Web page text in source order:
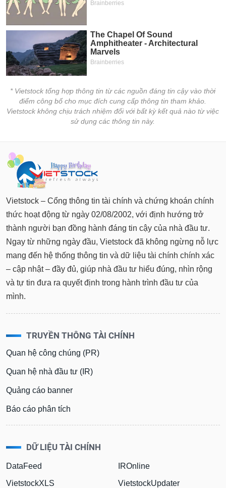
* Vietstock tổng hợp thông tin từ các nguồn đáng tin cậy vào thời
điểm công bố cho mục đích cung cấp thông tin tham khảo.
Vietstock không chịu trách nhiệm đối với bất kỳ kết quả nào từ việc
sử dụng các thông tin này.
Vietstock – Cổng thông tin tài chính và chứng khoán chính
thức hoạt động từ ngày 02/08/2002, với định hướng trở
thành người bạn đồng hành đáng tin cậy của nhà đầu tư.
Ngay từ những ngày đầu, Vietstock đã không ngừng nỗ lực
mang đến hệ thống thông tin và dữ liệu tài chính chính xác
– cập nhật – đầy đủ, giúp nhà đầu tư hiểu đúng, nhìn rộng
và tự tin đưa ra quyết định trong hành trình đầu tư của
mình.
TRUYỀN THÔNG TÀI CHÍNH
Quan hệ công chúng (PR)
Quan hệ nhà đầu tư (IR)
Quảng cáo banner
Báo cáo phân tích
DỮ LIỆU TÀI CHÍNH
DataFeed
VietstockXLS
IROnline
VietstockUpdater